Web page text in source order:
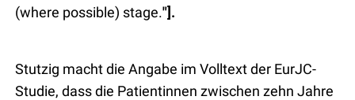
(where possible) stage."].
Stutzig macht die Angabe im Volltext der EurJC-
Studie, dass die Patientinnen zwischen zehn Jahre